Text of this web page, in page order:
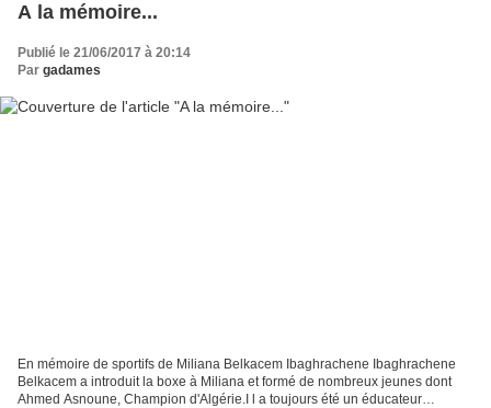
A la mémoire...
Publié le 21/06/2017 à 20:14
Par gadames
En mémoire de sportifs de Miliana Belkacem Ibaghrachene Ibaghrachene
Belkacem a introduit la boxe à Miliana et formé de nombreux jeunes dont
Ahmed Asnoune, Champion d'Algérie.I l a toujours été un éducateur